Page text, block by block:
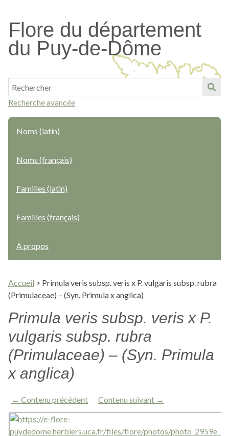
contenu
principal
Flore du département
du Puy-de-Dôme
Recherche avancée
Noms (latin)
Noms (français)
Familles (latin)
Familles (français)
A propos
Accueil > Primula veris subsp. veris x P. vulgaris subsp. rubra
(Primulaceae) – (Syn. Primula x anglica)
Primula veris subsp. veris x P.
vulgaris subsp. rubra
(Primulaceae) – (Syn. Primula
x anglica)
← Contenu précédent Contenu suivant →